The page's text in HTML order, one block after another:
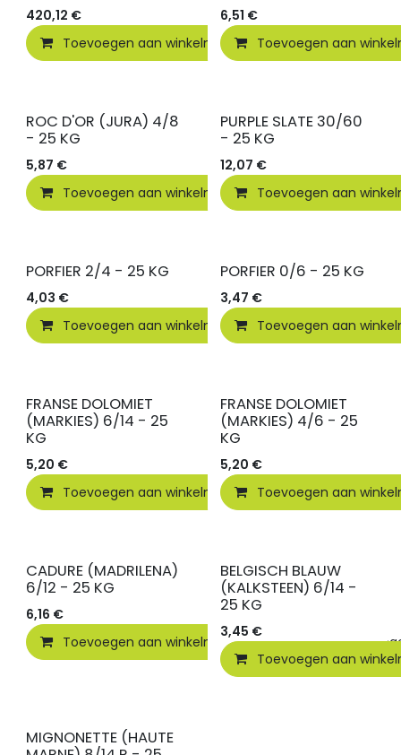
420,12 €
Toevoegen aan winkelmandje
6,51 €
Toevoegen aan
ROC D'OR (JURA) 4/8
- 25 KG
5,87 €
Toevoegen aan winkelmandje
PURPLE SLATE 30/60
- 25 KG
12,07 €
Toevoegen aan
PORFIER 2/4 - 25 KG
4,03 €
Toevoegen aan winkelmandje
PORFIER 0/6 - 25 KG
3,47 €
Toevoegen aan
FRANSE DOLOMIET
(MARKIES) 6/14 - 25
KG
5,20 €
Toevoegen aan winkelmandje
FRANSE DOLOMIET
(MARKIES) 4/6 - 25
KG
5,20 €
Toevoegen aan
CADURE (MADRILENA)
6/12 - 25 KG
6,16 €
Toevoegen aan winkelmandje
BELGISCH BLAUW
(KALKSTEEN) 6/14 -
25 KG
3,45 €
Toevoegen aan
MIGNONETTE (HAUTE